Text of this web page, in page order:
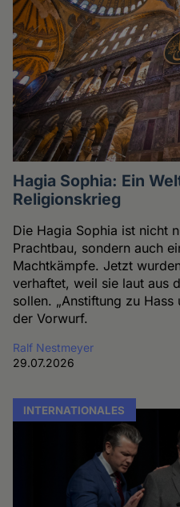
Hagia Sophia: Ein
Religionskrieg
Die Hagia Sophia ist nicht
Prachtbau, sondern auch
Machtkämpfe. Jetzt
verhaftet, weil sie laut aus
sollen. „Anstiftung zu Hass
der Vorwurf.
Ralf Nestmeyer
29.07.2026
INTERNATIONALES